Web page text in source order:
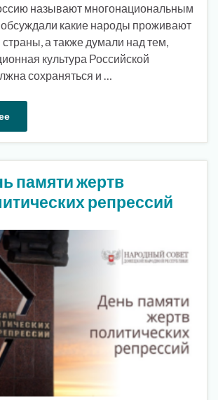
называют многонациональным
обсуждали какие народы проживают
а также думали над тем,
культура Российской
сохраняться и …
памяти жертв
репрессий